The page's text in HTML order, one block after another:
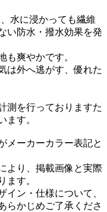
水に浸かっても繊維
い防水・撥水効果を発
も爽やかです。
は外へ逃がす、優れた
測を行っておりますた
ます。
メーカーカラー表記と
より、掲載画像と実際
ます。
イン・仕様について、
らかじめご了承くださ